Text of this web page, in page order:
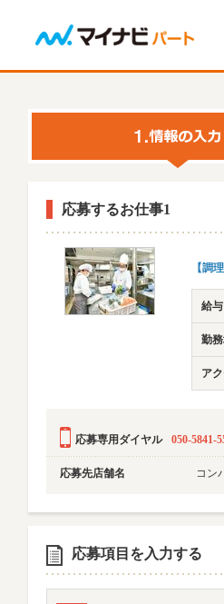
応募するお仕事1
【調
給与
勤
ア
応募専用ダイヤル 050-5841-
応募先店舗名 コン
応募項目を入力する